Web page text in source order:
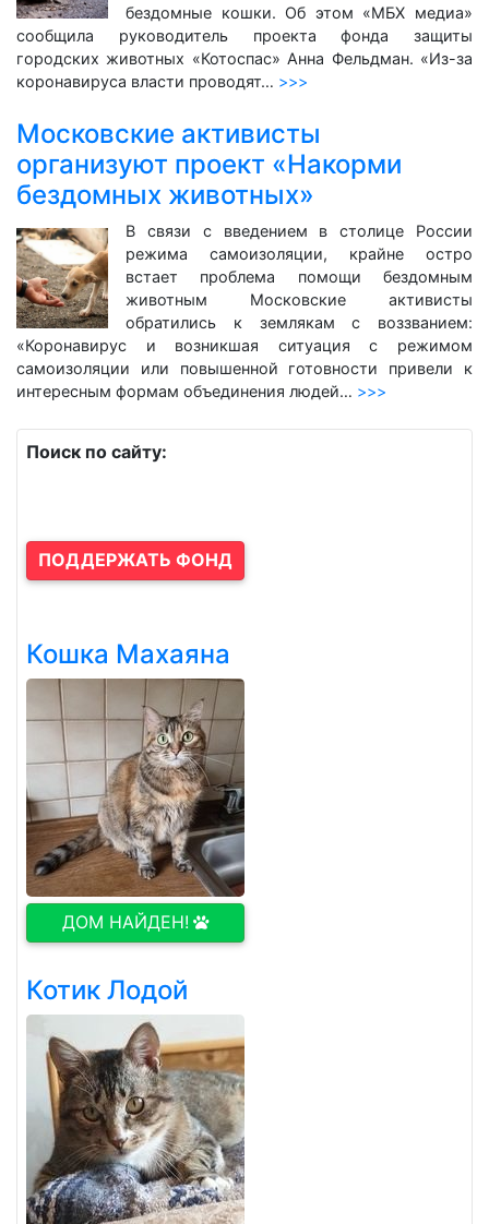
бездомные кошки. Об этом «МБХ медиа»
сообщила руководитель проекта фонда защиты
городских животных «Котоспас» Анна Фельдман. «Из-за
коронавируса власти проводят… >>>
Московские активисты
организуют проект «Накорми
бездомных животных»
В связи с введением в столице России
режима самоизоляции, крайне остро
встает проблема помощи бездомным
животным Московские активисты
обратились к землякам с воззванием:
«Коронавирус и возникшая ситуация с режимом
самоизоляции или повышенной готовности привели к
интересным формам объединения людей… >>>
Поиск по сайту:
ПОДДЕРЖАТЬ ФОНД
Кошка Махаяна
ДОМ НАЙДЕН!
Котик Лодой